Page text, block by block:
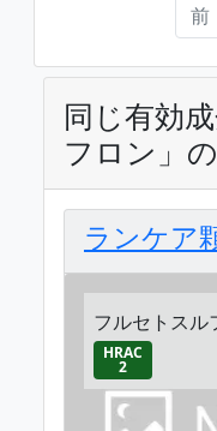
前
同じ有効
フロン」
ランケア
フルセトスル
HRAC
2